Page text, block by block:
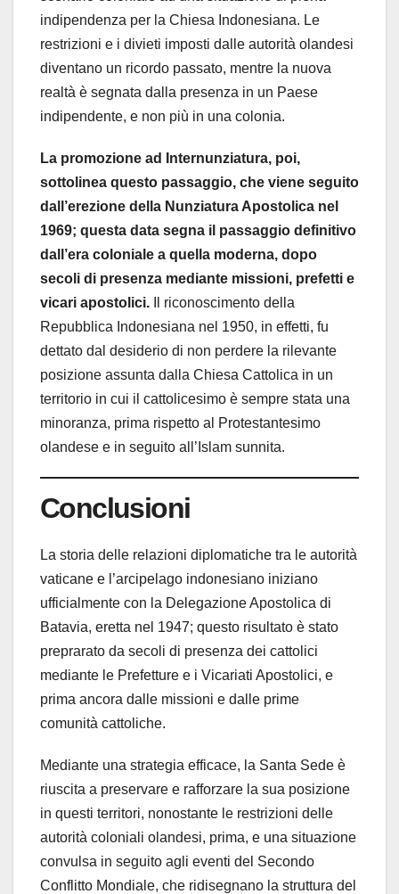
indipendenza per la Chiesa Indonesiana. Le
restrizioni e i divieti imposti dalle autorità olandesi
diventano un ricordo passato, mentre la nuova
realtà è segnata dalla presenza in un Paese
indipendente, e non più in una colonia.
La promozione ad Internunziatura, poi,
sottolinea questo passaggio, che viene seguito
dall’erezione della Nunziatura Apostolica nel
1969; questa data segna il passaggio definitivo
dall’era coloniale a quella moderna, dopo
secoli di presenza mediante missioni, prefetti e
vicari apostolici. Il riconoscimento della
Repubblica Indonesiana nel 1950, in effetti, fu
dettato dal desiderio di non perdere la rilevante
posizione assunta dalla Chiesa Cattolica in un
territorio in cui il cattolicesimo è sempre stata una
minoranza, prima rispetto al Protestantesimo
olandese e in seguito all’Islam sunnita.
Conclusioni
La storia delle relazioni diplomatiche tra le autorità
vaticane e l’arcipelago indonesiano iniziano
ufficialmente con la Delegazione Apostolica di
Batavia, eretta nel 1947; questo risultato è stato
preprarato da secoli di presenza dei cattolici
mediante le Prefetture e i Vicariati Apostolici, e
prima ancora dalle missioni e dalle prime
comunità cattoliche.
Mediante una strategia efficace, la Santa Sede è
riuscita a preservare e rafforzare la sua posizione
in questi territori, nonostante le restrizioni delle
autorità coloniali olandesi, prima, e una situazione
convulsa in seguito agli eventi del Secondo
Conflitto Mondiale, che ridisegnano la struttura del